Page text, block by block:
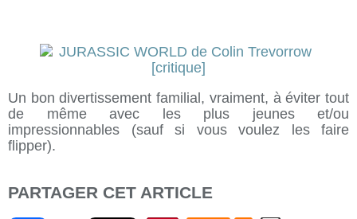
Un bon divertissement familial, vraiment, à éviter tout
de même avec les plus jeunes et/ou
impressionnables (sauf si vous voulez les faire
flipper).
PARTAGER CET ARTICLE